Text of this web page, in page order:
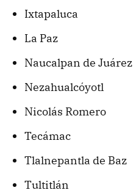
Ixtapaluca
La Paz
Naucalpan de Juárez
Nezahualcóyotl
Nicolás Romero
Tecámac
Tlalnepantla de Baz
Tultitlán